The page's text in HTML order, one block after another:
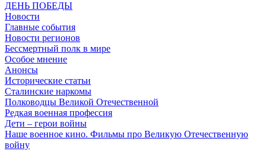
ДЕНЬ ПОБЕДЫ
Новости
Главные события
Новости регионов
Бессмертный полк в мире
Особое мнение
Анонсы
Исторические статьи
Сталинские наркомы
Полководцы Великой Отечественной
Редкая военная профессия
Дети – герои войны
Наше военное кино. Фильмы про Великую Отечественную
войну